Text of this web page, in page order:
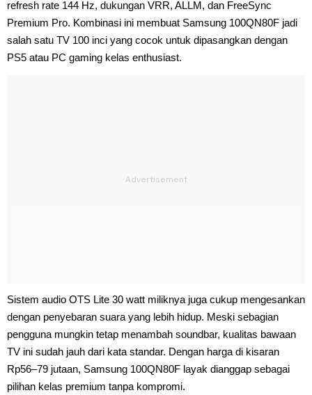
refresh rate 144 Hz, dukungan VRR, ALLM, dan FreeSync
Premium Pro. Kombinasi ini membuat Samsung 100QN80F jadi
salah satu TV 100 inci yang cocok untuk dipasangkan dengan
PS5 atau PC gaming kelas enthusiast.
Sistem audio OTS Lite 30 watt miliknya juga cukup mengesankan
dengan penyebaran suara yang lebih hidup. Meski sebagian
pengguna mungkin tetap menambah soundbar, kualitas bawaan
TV ini sudah jauh dari kata standar. Dengan harga di kisaran
Rp56–79 jutaan, Samsung 100QN80F layak dianggap sebagai
pilihan kelas premium tanpa kompromi.